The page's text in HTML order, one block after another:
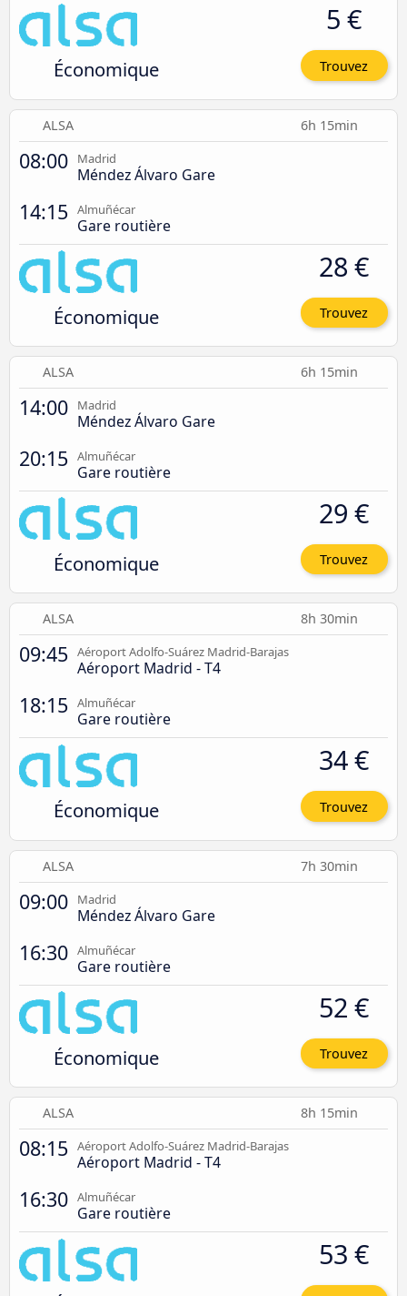
Économique
5 €
Trouvez
ALSA 6h 15min
08:00 Madrid
Méndez Álvaro Gare
14:15 Almuñécar
Gare routière
Économique
28 €
Trouvez
ALSA 6h 15min
14:00 Madrid
Méndez Álvaro Gare
20:15 Almuñécar
Gare routière
Économique
29 €
Trouvez
ALSA 8h 30min
09:45 Aéroport Adolfo-Suárez Madrid-Barajas
Aéroport Madrid - T4
18:15 Almuñécar
Gare routière
Économique
34 €
Trouvez
ALSA 7h 30min
09:00 Madrid
Méndez Álvaro Gare
16:30 Almuñécar
Gare routière
Économique
52 €
Trouvez
ALSA 8h 15min
08:15 Aéroport Adolfo-Suárez Madrid-Barajas
Aéroport Madrid - T4
16:30 Almuñécar
Gare routière
53 €